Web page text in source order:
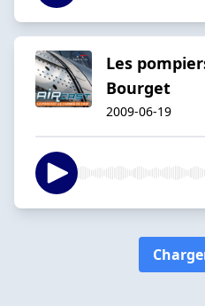
Les
Bourget
2009-06-19